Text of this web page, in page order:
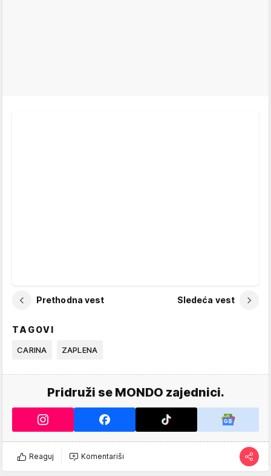
Prethodna vest Sledeća vest
TAGOVI
CARINA ZAPLENA
Pridruži se MONDO zajednici.
Reaguj Komentariši